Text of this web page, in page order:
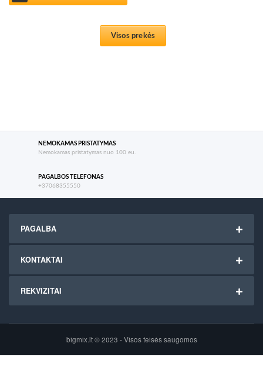
Visos prekės
NEMOKAMAS PRISTATYMAS
Nemokamas pristatymas nuo 100 eu.
PAGALBOS TELEFONAS
+37068355550
PAGALBA
KONTAKTAI
REKVIZITAI
bigmix.lt © 2023 - Visos teisės saugomos